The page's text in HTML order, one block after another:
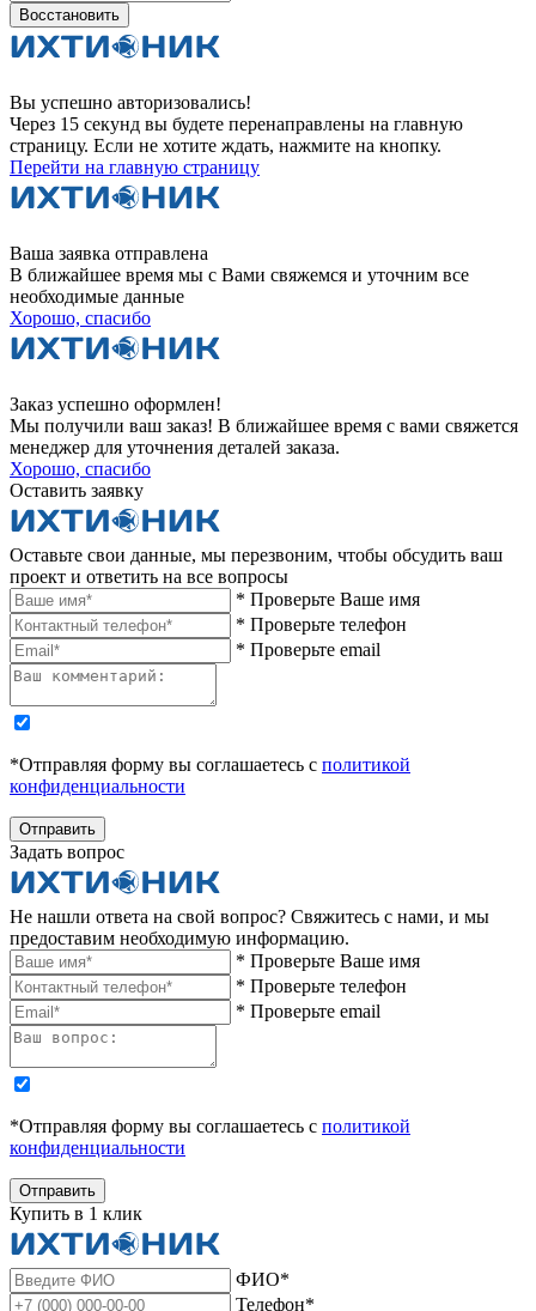
Восстановить
Вы успешно авторизовались!
Через 15 секунд вы будете перенаправлены на главную
страницу. Если не хотите ждать, нажмите на кнопку.
Перейти на главную страницу
Ваша заявка отправлена
В ближайшее время мы с Вами свяжемся и уточним все
необходимые данные
Хорошо, спасибо
Заказ успешно оформлен!
Мы получили ваш заказ! В ближайшее время с вами свяжется
менеджер для уточнения деталей заказа.
Хорошо, спасибо
Оставить заявку
Оставьте свои данные, мы перезвоним, чтобы обсудить ваш
проект и ответить на все вопросы
* Проверьте Ваше имя
* Проверьте телефон
* Проверьте email
*Отправляя форму вы соглашаетесь с политикой
конфиденциальности
Отправить
Задать вопрос
Не нашли ответа на свой вопрос? Свяжитесь с нами, и мы
предоставим необходимую информацию.
* Проверьте Ваше имя
* Проверьте телефон
* Проверьте email
*Отправляя форму вы соглашаетесь с политикой
конфиденциальности
Отправить
Купить в 1 клик
ФИО*
Телефон*